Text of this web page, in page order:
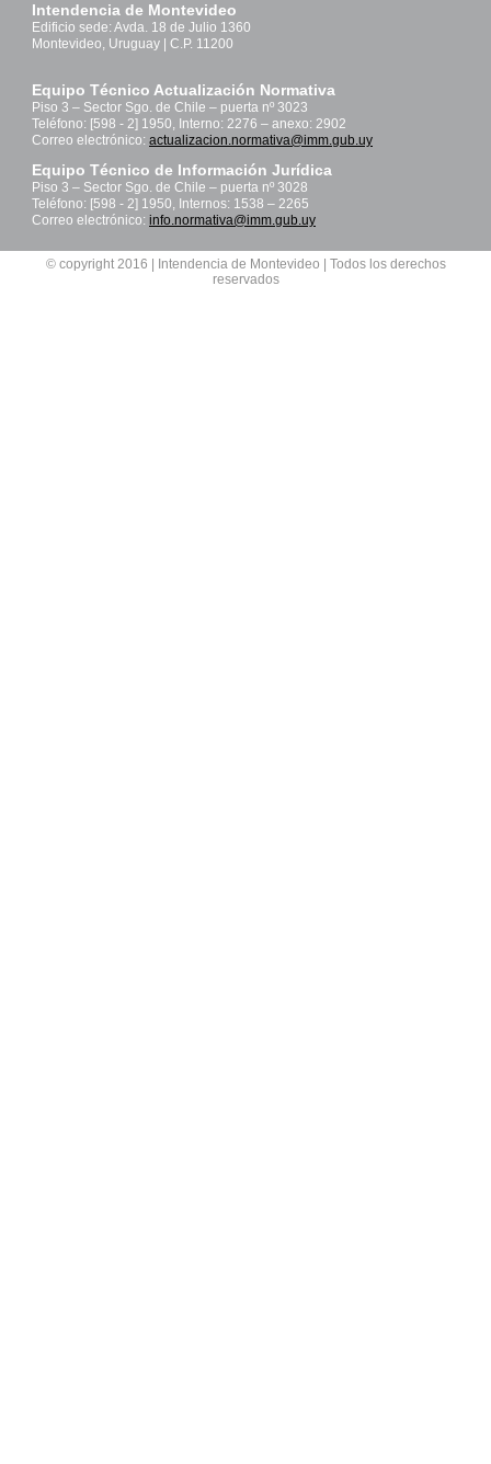
Intendencia de Montevideo
Edificio sede: Avda. 18 de Julio 1360
Montevideo, Uruguay | C.P. 11200
Equipo Técnico Actualización Normativa
Piso 3 – Sector Sgo. de Chile – puerta nº 3023
Teléfono: [598 - 2] 1950, Interno: 2276 – anexo: 2902
Correo electrónico: actualizacion.normativa@imm.gub.uy
Equipo Técnico de Información Jurídica
Piso 3 – Sector Sgo. de Chile – puerta nº 3028
Teléfono: [598 - 2] 1950, Internos: 1538 – 2265
Correo electrónico: info.normativa@imm.gub.uy
© copyright 2016 | Intendencia de Montevideo | Todos los derechos
reservados